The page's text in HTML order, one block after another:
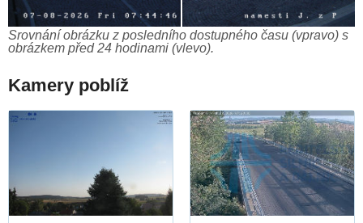
Srovnání obrázku z posledního dostupného času (vpravo) s
obrázkem před 24 hodinami (vlevo).
Kamery poblíž